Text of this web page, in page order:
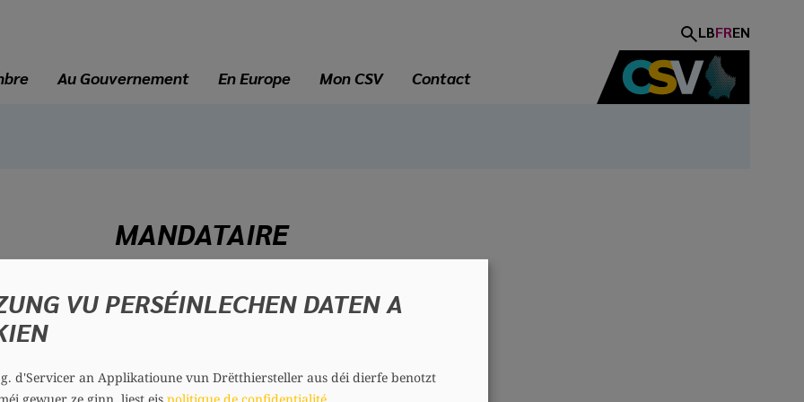
LBFREN
Au Gouvernement En Europe Mon CSV Contact
MANDATAIRE
Marco SCHMIT
Section : Contern
VU PERSÉINLECHEN DATEN A
d'Servicer an Applikatioune vun Drëtthiersteller aus déi dierfe benotzt
gewuer ze ginn, liest eis politique de confidentialité.